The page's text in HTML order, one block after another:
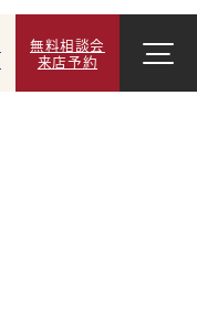
無料相談会
来店予約